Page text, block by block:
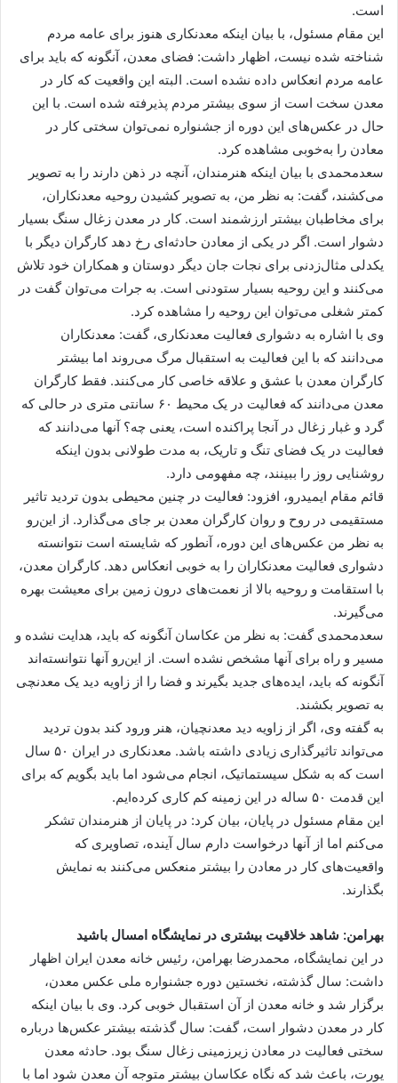
است.
این مقام مسئول، با بیان اینکه معدنکاری هنوز برای عامه مردم
شناخته شده نیست، اظهار داشت: فضای معدن، آنگونه که باید برای
عامه مردم انعکاس داده نشده است. البته این واقعیت که کار در
معدن سخت است از سوی بیشتر مردم پذیرفته شده است. با این
حال در عکس‌های این دوره از جشنواره نمی‌توان سختی کار در
معادن را به‌خوبی مشاهده کرد.
سعدمحمدی با بیان اینکه هنرمندان، آنچه در ذهن دارند را به تصویر
می‌کشند، گفت: به نظر من، به تصویر کشیدن روحیه معدنکاران،
برای مخاطبان بیشتر ارزشمند است. کار در معدن زغال سنگ بسیار
دشوار است. اگر در یکی از معادن حادثه‌ای رخ دهد کارگران دیگر با
یکدلی مثال‌زدنی برای نجات جان دیگر دوستان و همکاران خود تلاش
می‌کنند و این روحیه بسیار ستودنی است. به جرات می‌توان گفت در
کمتر شغلی می‌توان این روحیه را مشاهده کرد.
وی با اشاره به دشواری فعالیت معدنکاری، گفت: معدنکاران
می‌دانند که با این فعالیت به استقبال مرگ می‌روند اما بیشتر
کارگران معدن با عشق و علاقه خاصی کار می‌کنند. فقط کارگران
معدن می‌دانند که فعالیت در یک محیط ۶۰ سانتی متری در حالی که
گرد و غبار زغال در آنجا پراکنده است، یعنی چه؟ آنها می‌دانند که
فعالیت در یک فضای تنگ و تاریک، به مدت طولانی بدون اینکه
روشنایی روز را ببینند، چه مفهومی دارد.
قائم مقام ایمیدرو، افزود: فعالیت در چنین محیطی بدون تردید تاثیر
مستقیمی در روح و روان کارگران معدن بر جای می‌گذارد. از این‌رو
به نظر من عکس‌های این دوره، آنطور که شایسته است نتوانسته
دشواری‌ فعالیت معدنکاران را به خوبی انعکاس دهد. کارگران معدن،
با استقامت و روحیه بالا از نعمت‌های درون زمین برای معیشت بهره
می‌گیرند.
سعدمحمدی گفت: به نظر من عکاسان آنگونه که باید، هدایت نشده و
مسیر و راه برای آنها مشخص نشده است. از این‌رو آنها نتوانسته‌اند
آنگونه که باید، ایده‌های جدید بگیرند و فضا را از زاویه دید یک معدنچی
به تصویر بکشند.
به گفته وی، اگر از زاویه دید معدنچیان، هنر ورود کند بدون تردید
می‌تواند تاثیرگذاری زیادی داشته باشد. معدنکاری در ایران ۵۰ سال
است که به شکل سیستماتیک، انجام می‌شود اما باید بگویم که برای
این قدمت ۵۰ ساله در این زمینه کم کاری کرده‌ایم.
این مقام مسئول در پایان، بیان کرد: در پایان از هنرمندان تشکر
می‌کنم اما از آنها درخواست دارم سال آینده، تصاویری که
واقعیت‌های کار در معادن را بیشتر منعکس می‌کنند به نمایش
بگذارند.
بهرامن: شاهد خلاقیت بیشتری در نمایشگاه امسال باشید
در این نمایشگاه، محمدرضا بهرامن، رئیس خانه معدن ایران اظهار
داشت: سال گذشته، نخستین دوره جشنواره ملی عکس معدن،
برگزار شد و خانه معدن از آن استقبال خوبی کرد. وی با بیان اینکه
کار در معدن دشوار است، گفت: سال گذشته بیشتر عکس‌ها درباره
سختی فعالیت در معادن زیرزمینی زغال سنگ بود. حادثه معدن
یورت، باعث شد که نگاه عکاسان بیشتر متوجه آن معدن شود اما با